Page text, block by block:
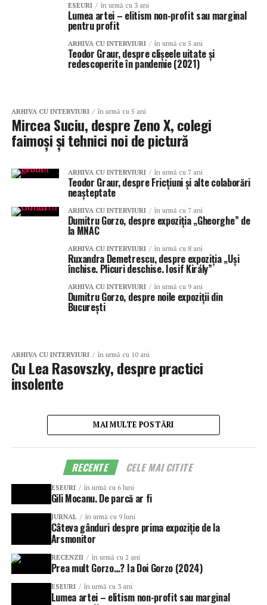
ESEURI în urmă cu 3 ani
Lumea artei – elitism non-profit sau marginal
pentru profit
ARHIVA CU INTERVIURI în urmă cu 5 ani
Teodor Graur, despre clișeele uitate și
redescoperite în pandemie (2021)
ARHIVA CU INTERVIURI în urmă cu 5 ani
Mircea Suciu, despre Zeno X, colegi
faimoși și tehnici noi de pictură
ARHIVA CU INTERVIURI în urmă cu 7 ani
Teodor Graur, despre Fricțiuni și alte colaborări
neașteptate
ARHIVA CU INTERVIURI în urmă cu 7 ani
Dumitru Gorzo, despre expoziția „Gheorghe” de
la MNAC
ARHIVA CU INTERVIURI în urmă cu 8 ani
Ruxandra Demetrescu, despre expoziția „Uși
închise. Plicuri deschise. Iosif Király”
ARHIVA CU INTERVIURI în urmă cu 9 ani
Dumitru Gorzo, despre noile expoziții din
București
ARHIVA CU INTERVIURI în urmă cu 10 ani
Cu Lea Rasovszky, despre practici
insolente
MAI MULTE POSTĂRI
RECENTE CELE MAI CITITE
ESEURI în urmă cu 6 luni
Gili Mocanu. De parcă ar fi
JURNAL în urmă cu 9 luni
Câteva gânduri despre prima expoziție de la
Arsmonitor
RECENZII în urmă cu 2 ani
Prea mult Gorzo…? Ia Doi Gorzo (2024)
ESEURI în urmă cu 3 ani
Lumea artei – elitism non-profit sau marginal